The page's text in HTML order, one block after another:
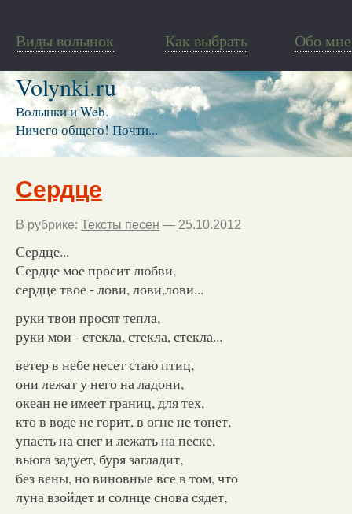
Виды волынок Как выбрать Обо мне
Volynki.ru
Волынки и Web.
Ничего общего! Почти...
Сердце
В рубрике: Тексты песен — 25.10.2012
Сердце...
Сердце мое просит любви,
сердце твое - лови, лови,лови...
руки твои просят тепла,
руки мои - стекла, стекла, стекла...
ветер в небе несет стаю птиц,
они лежат у него на ладони,
океан не имеет границ, для тех,
кто в воде не горит, в огне не тонет,
упасть на снег и лежать на песке,
вьюга задует, буря загладит,
без вены, но виновные все в том, что
луна взойдет и солнце снова сядет,